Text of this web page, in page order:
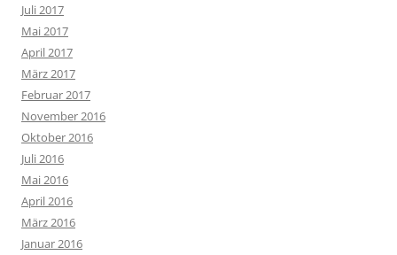
Juli 2017
Mai 2017
April 2017
März 2017
Februar 2017
November 2016
Oktober 2016
Juli 2016
Mai 2016
April 2016
März 2016
Januar 2016